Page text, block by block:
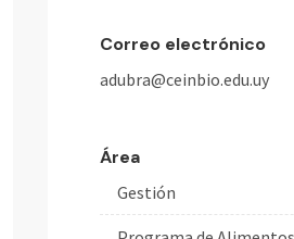
Correo electrónico
adubra@ceinbio.edu.uy
Área
Gestión